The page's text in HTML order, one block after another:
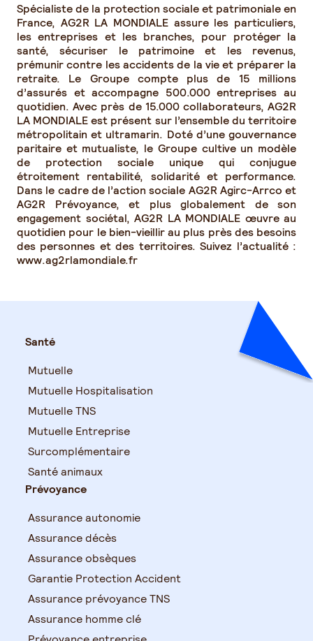
Spécialiste de la protection sociale et patrimoniale en
France, AG2R LA MONDIALE assure les particuliers,
les entreprises et les branches, pour protéger la
santé, sécuriser le patrimoine et les revenus,
prémunir contre les accidents de la vie et préparer la
retraite. Le Groupe compte plus de 15 millions
d’assurés et accompagne 500.000 entreprises au
quotidien. Avec près de 15.000 collaborateurs, AG2R
LA MONDIALE est présent sur l’ensemble du territoire
métropolitain et ultramarin. Doté d’une gouvernance
paritaire et mutualiste, le Groupe cultive un modèle
de protection sociale unique qui conjugue
étroitement rentabilité, solidarité et performance.
Dans le cadre de l’action sociale AG2R Agirc-Arrco et
AG2R Prévoyance, et plus globalement de son
engagement sociétal, AG2R LA MONDIALE œuvre au
quotidien pour le bien-vieillir au plus près des besoins
des personnes et des territoires. Suivez l’actualité :
www.ag2rlamondiale.fr
Santé
Mutuelle
Mutuelle Hospitalisation
Mutuelle TNS
Mutuelle Entreprise
Surcomplémentaire
Santé animaux
Prévoyance
Assurance autonomie
Assurance décès
Assurance obsèques
Garantie Protection Accident
Assurance prévoyance TNS
Assurance homme clé